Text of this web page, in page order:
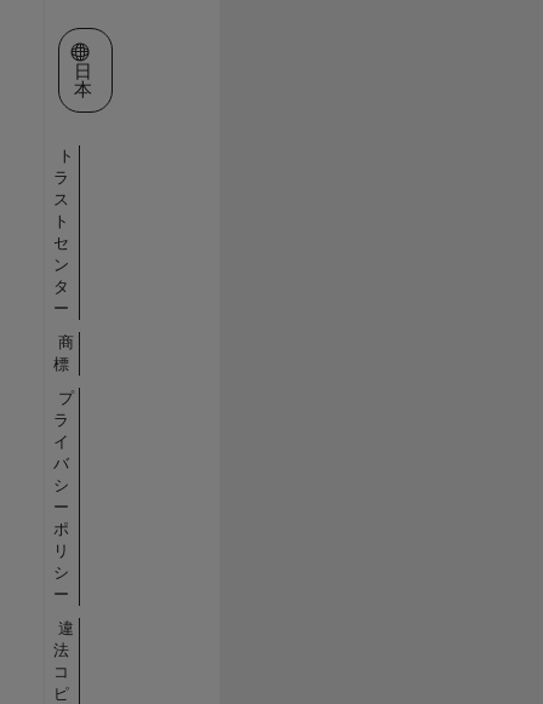
Web サイトの選択
日
本
ト
ラ
ス
ト
セ
ン
タ
ー
商
標
プ
ラ
イ
バ
シ
ー
ポ
リ
シ
ー
違
法
コ
ピ